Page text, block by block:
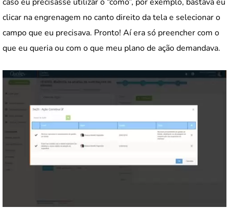
clicar na engrenagem no canto direito da tela e selecionar o
campo que eu precisava. Pronto! Aí era só preencher com o
que eu queria ou com o que meu plano de ação demandava.